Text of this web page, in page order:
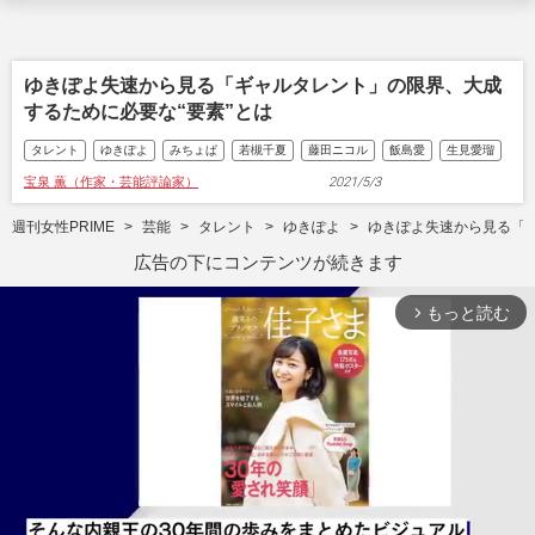
ゆきぽよ失速から見る「ギャルタレント」の限界、大成
するために必要な“要素”とは
タレント ゆきぽよ みちょぱ 若槻千夏 藤田ニコル 飯島愛 生見愛瑠
宝泉 薫（作家・芸能評論家） 2021/5/3
週刊女性PRIME 芸能 タレント ゆきぽよ ゆきぽよ失速から見る「
広告の下にコンテンツが続きます
arrow_forward_ios もっと読む